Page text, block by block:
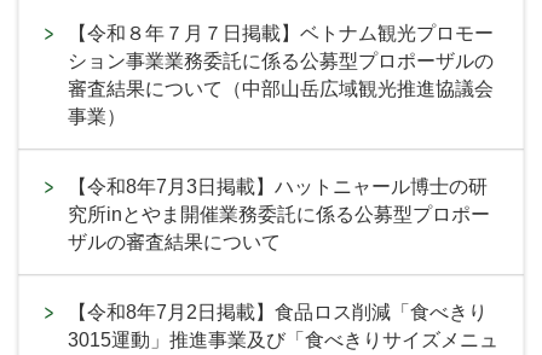
【令和８年７月７日掲載】ベトナム観光プロモー
ション事業業務委託に係る公募型プロポーザルの
審査結果について（中部山岳広域観光推進協議会
事業）
【令和8年7月3日掲載】ハットニャール博士の研
究所inとやま開催業務委託に係る公募型プロポー
ザルの審査結果について
【令和8年7月2日掲載】食品ロス削減「食べきり
3015運動」推進事業及び「食べきりサイズメニュ